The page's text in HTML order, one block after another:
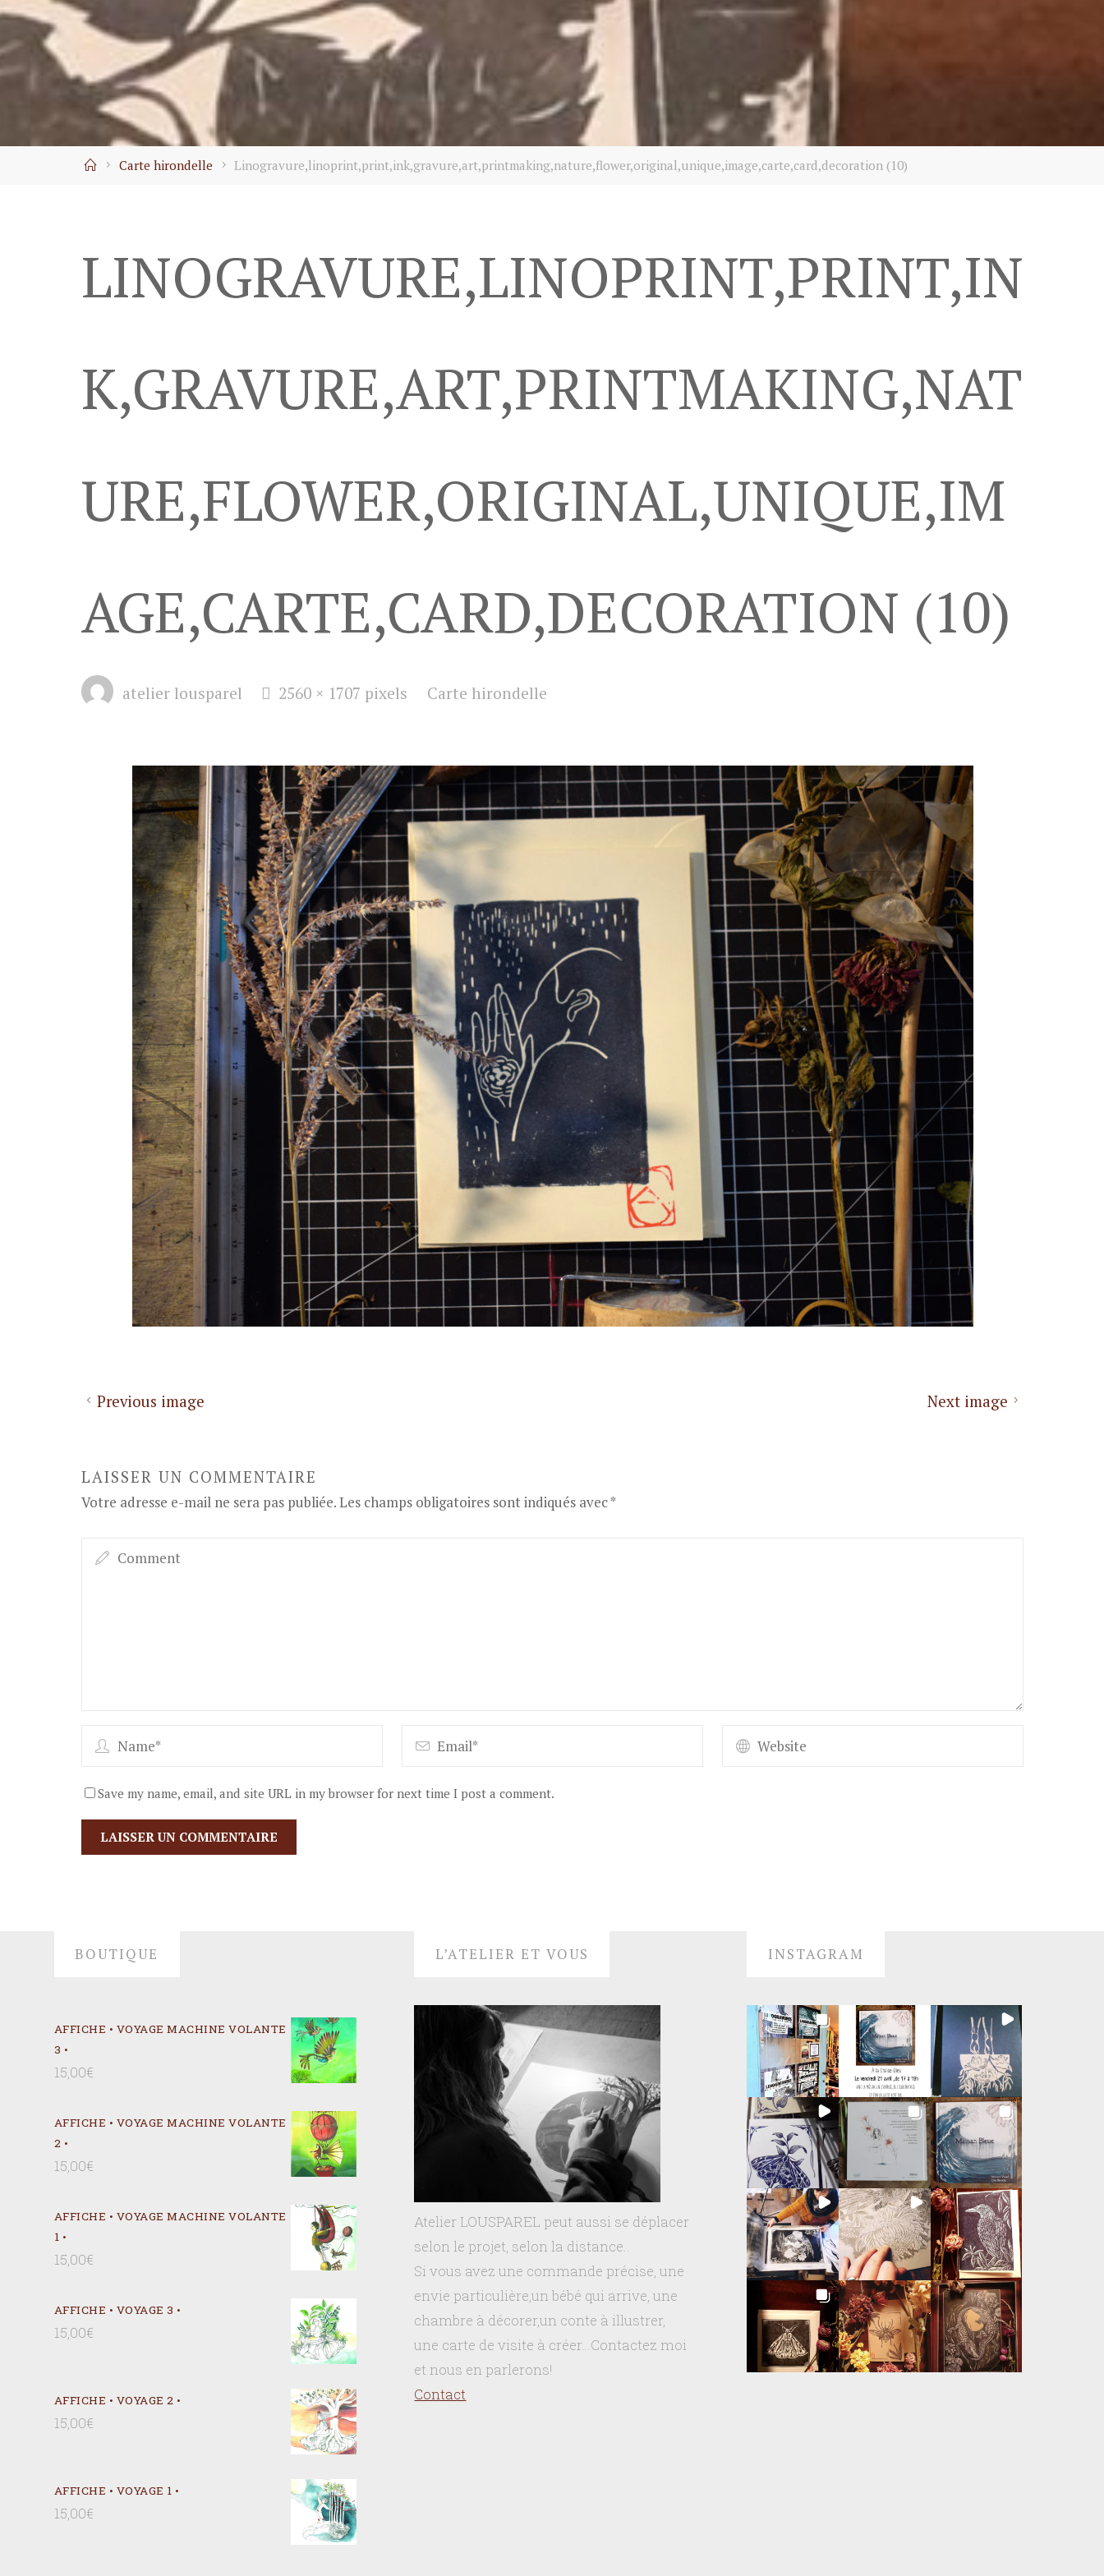
HomeCarte hirondelle Linogravure,linoprint,print,ink,gravure,art,printmaking,nature,flower,original,unique,image,carte,card,decoration (10)
LINOGRAVURE,LINOPRINT,PRINT,IN
K,GRAVURE,ART,PRINTMAKING,NAT
URE,FLOWER,ORIGINAL,UNIQUE,IM
AGE,CARTE,CARD,DECORATION (10)
atelier lousparel
Full2560 × 1707 pixels Carte hirondelle
Previous image Next image
LAISSER UN COMMENTAIRE
Votre adresse e-mail ne sera pas publiée.Les champs obligatoires sont indiqués avec*
Save my name, email, and site URL in my browser for next time I post a comment.
BOUTIQUE
AFFICHE • VOYAGE MACHINE VOLANTE
3 •
15,00€
AFFICHE • VOYAGE MACHINE VOLANTE
2 •
15,00€
AFFICHE • VOYAGE MACHINE VOLANTE
1 •
15,00€
AFFICHE • VOYAGE 3 •
15,00€
AFFICHE • VOYAGE 2 •
15,00€
AFFICHE • VOYAGE 1 •
15,00€
L’ATELIER ET VOUS
Atelier LOUSPAREL peut aussi se déplacer
selon le projet, selon la distance..
Si vous avez une commande précise, une
envie particulière,un bébé qui arrive, une
chambre à décorer,un conte à illustrer,
une carte de visite à créer…Contactez moi
et nous en parlerons!
Contact
INSTAGRAM